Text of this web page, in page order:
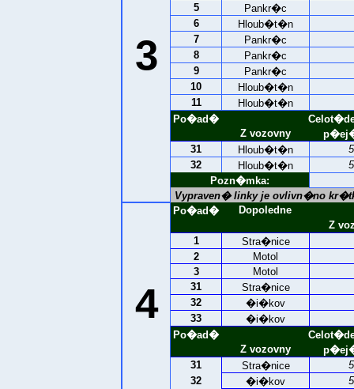
3
5
Pankr�c
6
Hloub�t�n
7
Pankr�c
8
Pankr�c
9
Pankr�c
10
Hloub�t�n
11
Hloub�t�n
Po�ad�
Z vozovny
31
Hloub�t�n
32
Hloub�t�n
Pozn�mka:
Vypraven� linky je ovlivn�no
4
Po�ad�
Dopoledne
Z
1
Stra�nice
2
Motol
3
Motol
31
Stra�nice
32
�i�kov
33
�i�kov
Po�ad�
Z vozovny
31
Stra�nice
32
�i�kov